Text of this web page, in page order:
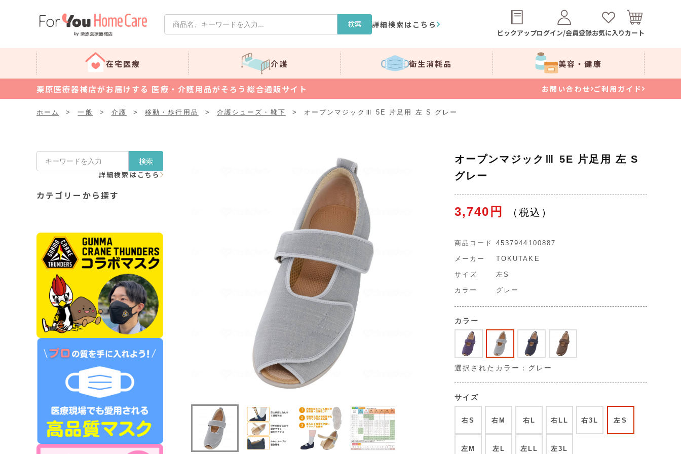
検索 詳細検索はこちら
ピックアップログイン/会員登録お気に入りカート
在宅医療 介護 衛生消耗品 美容・健康
栗原医療器械店がお届けする 医療・介護用品がそろう総合通販サイト お問い合わせ ご利用ガイド
ホーム > 一般 > 介護 > 移動・歩行用品 > 介護シューズ・靴下 > オープンマジックⅢ 5E 片足用 左 S グレー
検索
詳細検索はこちら
カテゴリーから探す
オープンマジックⅢ 5E 片足用 左 S
グレー
3,740円
商品コード 4537944100887
メーカー TOKUTAKE
サイズ 左S
カラー グレー
カラー
選択されたカラー：グレー
サイズ
右S 右M 右L 右LL 右3L 左S
左M 左L 左LL 左3L